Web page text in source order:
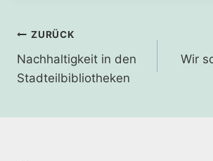
Beitragsnavigation
ZURÜCK
Nachhaltigkeit in den
Stadteilbibliotheken
Wir